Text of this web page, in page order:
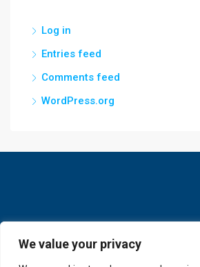
We value your privacy
Log in
Entries feed
Comments feed
WordPress.org